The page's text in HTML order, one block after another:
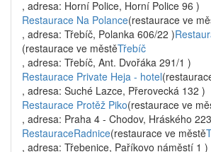
, adresa: Horní Police, Horní Police 96 )
Restaurace Na Polance(restaurace ve
, adresa: Třebíč, Polanka 606/22 )
(restaurace ve městěTřebíč
, adresa: Třebíč, Ant. Dvořáka 291/1 )
Restaurace Private Heja - hotel
, adresa: Suché Lazce, Přerovecká 132 )
Restaurace Protěž Piko(restaurace ve
, adresa: Praha 4 - Chodov, Hráského
RestauraceRadnice(restaurace ve městě
, adresa: Třebenice, Paříkovo náměstí 1 )